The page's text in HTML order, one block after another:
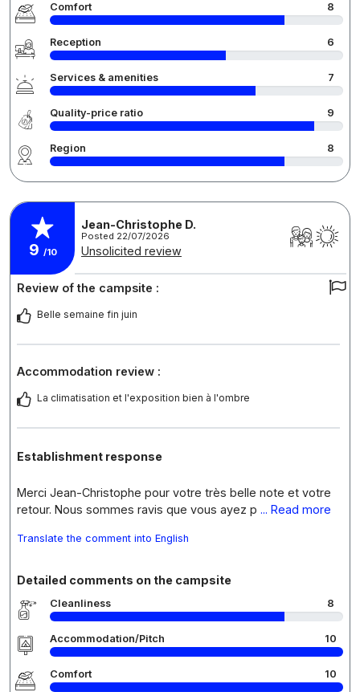
Comfort 8
Reception 6
Services & amenities 7
Quality-price ratio 9
Region 8
9 /10
Jean-Christophe D.
Posted 22/07/2026
Unsolicited review
Review of the campsite :
Belle semaine fin juin
Accommodation review :
La climatisation et l'exposition bien à l'ombre
Establishment response
Merci Jean-Christophe pour votre très belle note et votre
retour. Nous sommes ravis que vous ayez p ... Read more
Translate the comment into English
Detailed comments on the campsite
Cleanliness 8
Accommodation/Pitch 10
Comfort 10